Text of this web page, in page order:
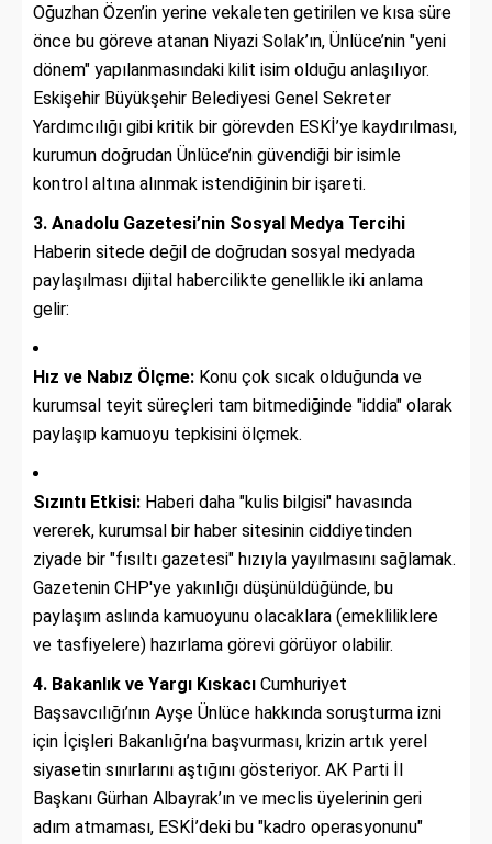
Oğuzhan Özen’in yerine vekaleten getirilen ve kısa süre
önce bu göreve atanan Niyazi Solak’ın, Ünlüce’nin "yeni
dönem" yapılanmasındaki kilit isim olduğu anlaşılıyor.
Eskişehir Büyükşehir Belediyesi Genel Sekreter
Yardımcılığı gibi kritik bir görevden ESKİ’ye kaydırılması,
kurumun doğrudan Ünlüce’nin güvendiği bir isimle
kontrol altına alınmak istendiğinin bir işareti.
3. Anadolu Gazetesi’nin Sosyal Medya Tercihi
Haberin sitede değil de doğrudan sosyal medyada
paylaşılması dijital habercilikte genellikle iki anlama
gelir:
Hız ve Nabız Ölçme: Konu çok sıcak olduğunda ve
kurumsal teyit süreçleri tam bitmediğinde "iddia" olarak
paylaşıp kamuoyu tepkisini ölçmek.
Sızıntı Etkisi: Haberi daha "kulis bilgisi" havasında
vererek, kurumsal bir haber sitesinin ciddiyetinden
ziyade bir "fısıltı gazetesi" hızıyla yayılmasını sağlamak.
Gazetenin CHP'ye yakınlığı düşünüldüğünde, bu
paylaşım aslında kamuoyunu olacaklara (emekliliklere
ve tasfiyelere) hazırlama görevi görüyor olabilir.
4. Bakanlık ve Yargı Kıskacı Cumhuriyet
Başsavcılığı’nın Ayşe Ünlüce hakkında soruşturma izni
için İçişleri Bakanlığı’na başvurması, krizin artık yerel
siyasetin sınırlarını aştığını gösteriyor. AK Parti İl
Başkanı Gürhan Albayrak’ın ve meclis üyelerinin geri
adım atmaması, ESKİ’deki bu "kadro operasyonunu"